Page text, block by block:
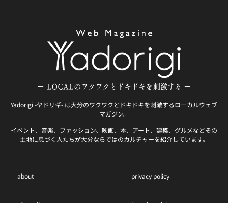
Yadorigi -ヤドリギ- は大分のワクワクとドキドキを刺激するローカルウェブ
マガジン。
イベント、音楽、ファッション、映画、本、アート、建築、グルメなどその
土地に息づく人たちが大分ならではのカルチャーを紹介しています。
about privacy policy